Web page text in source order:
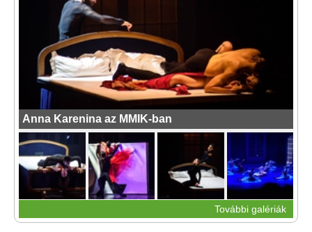
Anna Karenina az MMIK-ban
További galériák